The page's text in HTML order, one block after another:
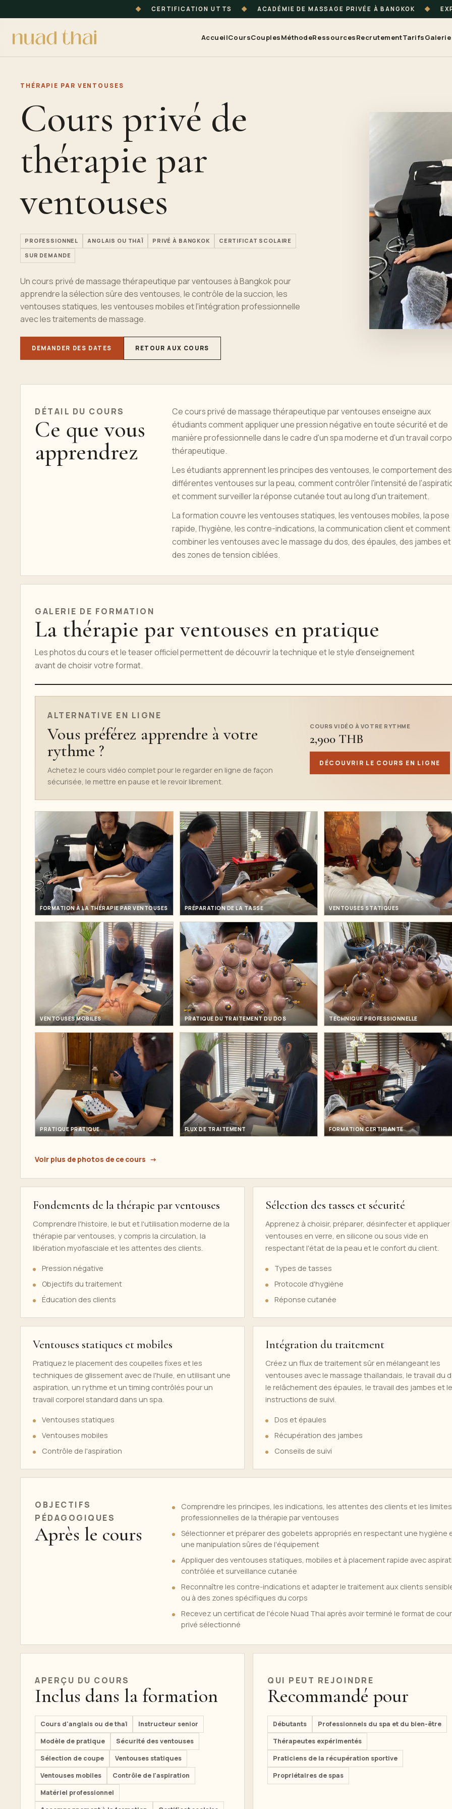
◆ CERTIFICATION UTTS ◆ ACADÉMIE DE MASSAGE PRIVÉE À BANGKOK ◆
AccueilCoursCouplesMéthodeRessourcesRecrutementTarifsGalerie
THÉRAPIE PAR VENTOUSES
Cours privé de
thérapie par
ventouses
PROFESSIONNEL ANGLAIS OU THAÏ PRIVÉ À BANGKOK CERTIFICAT SCOLAIRE
SUR DEMANDE
Un cours privé de massage thérapeutique par ventouses à Bangkok pour
apprendre la sélection sûre des ventouses, le contrôle de la succion, les
ventouses statiques, les ventouses mobiles et l'intégration professionnelle
avec les traitements de massage.
DEMANDER DES DATES RETOUR AUX COURS
DÉTAIL DU COURS
Ce que vous
apprendrez
Ce cours privé de massage thérapeutique par ventouses enseigne aux
étudiants comment appliquer une pression négative en toute sécurité et de
manière professionnelle dans le cadre d'un spa moderne et d'un travail
thérapeutique.
Les étudiants apprennent les principes des ventouses, le comportement des
différentes ventouses sur la peau, comment contrôler l'intensité de
et comment surveiller la réponse cutanée tout au long d'un traitement.
La formation couvre les ventouses statiques, les ventouses mobiles, la pose
rapide, l'hygiène, les contre-indications, la communication client et comment
combiner les ventouses avec le massage du dos, des épaules, des jambes et
des zones de tension ciblées.
GALERIE DE FORMATION
La thérapie par ventouses en pratique
Les photos du cours et le teaser officiel permettent de découvrir la technique et le style d'enseignement
avant de choisir votre format.
TEASER DU COURS EN LIGNE
ALTERNATIVE EN LIGNE
Vous préférez apprendre à votre
rythme ?
Achetez le cours vidéo complet pour le regarder en ligne de façon
sécurisée, le mettre en pause et le revoir librement.
COURS VIDÉO À VOTRE RYTHME
2,900 THB
DÉCOUVRIR LE COURS EN LIGNE
FORMATION À LA THÉRAPIE PAR VENTOUSES PRÉPARATION DE LA TASSE VENTOUSES STATIQUES
VENTOUSES MOBILES PRATIQUE DU TRAITEMENT DU DOS TECHNIQUE PROFESSIONNELLE
PRATIQUE PRATIQUE FLUX DE TRAITEMENT FORMATION CERTIFIANTE
Voir plus de photos de ce cours
Fondements de la thérapie par ventouses
Comprendre l'histoire, le but et l'utilisation moderne de la
thérapie par ventouses, y compris la circulation, la
libération myofasciale et les attentes des clients.
Pression négative
Objectifs du traitement
Éducation des clients
Sélection des tasses et sécurité
Apprenez à choisir, préparer, désinfecter et appliquer
ventouses en verre, en silicone ou sous vide en
respectant l'état de la peau et le confort du client.
Types de tasses
Protocole d'hygiène
Réponse cutanée
Ventouses statiques et mobiles
Pratiquez le placement des coupelles fixes et les
techniques de glissement avec de l'huile, en utilisant une
aspiration, un rythme et un timing contrôlés pour un
travail corporel standard dans un spa.
Ventouses statiques
Ventouses mobiles
Contrôle de l'aspiration
Intégration du traitement
Créez un flux de traitement sûr en mélangeant les
ventouses avec le massage thaïlandais, le travail du
le relâchement des épaules, le travail des jambes et
instructions de suivi.
Dos et épaules
Récupération des jambes
Conseils de suivi
OBJECTIFS
PÉDAGOGIQUES
Après le cours
Comprendre les principes, les indications, les attentes des clients et les limites
professionnelles de la thérapie par ventouses
Sélectionner et préparer des gobelets appropriés en respectant une hygiène
une manipulation sûres de l'équipement
Appliquer des ventouses statiques, mobiles et à placement rapide avec
contrôlée et surveillance cutanée
Reconnaître les contre-indications et adapter le traitement aux clients
ou à des zones spécifiques du corps
Recevez un certificat de l'école Nuad Thai après avoir terminé le format de
privé sélectionné
APERÇU DU COURS
Inclus dans la formation
Cours d'anglais ou de thaï
Instructeur senior
Modèle de pratique
Sécurité des ventouses
Sélection de coupe
Ventouses statiques
Ventouses mobiles
Contrôle de l'aspiration
Matériel professionnel
QUI PEUT REJOINDRE
Recommandé pour
Débutants
Professionnels du spa et du bien-être
Thérapeutes expérimentés
Praticiens de la récupération sportive
Propriétaires de spas